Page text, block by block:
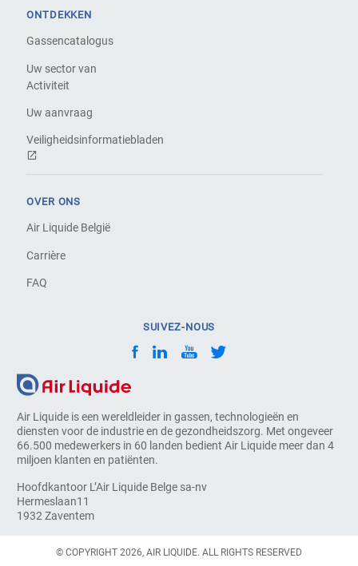
Air Liquide is een wereldleider in gassen, technologieën en
diensten voor de industrie en de gezondheidszorg. Met ongeveer
66.500 medewerkers in 60 landen bedient Air Liquide meer dan 4
miljoen klanten en patiënten.
Hoofdkantoor L’Air Liquide Belge sa-nv
Hermeslaan11
1932 Zaventem
ONTDEKKEN
Gassencatalogus
Uw sector van
Activiteit
Uw aanvraag
Veiligheidsinformatiebladen
OVER ONS
Air Liquide België
Carrière
FAQ
SUIVEZ-NOUS
© COPYRIGHT 2026, AIR LIQUIDE. ALL RIGHTS RESERVED